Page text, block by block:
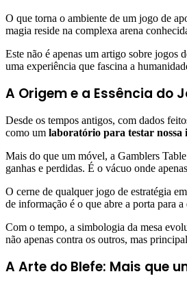
O que torna o ambiente de um jogo de
magia reside na complexa arena
Este não é apenas um artigo sobre jogos
uma experiência que fascina a
A Origem e a Essência do
Desde os tempos antigos, com dados
como um laboratório para testar nossa
Mais do que um móvel, a Gamblers
ganhas e perdidas. É o vácuo onde
O cerne de qualquer jogo de estratégia
de informação é o que abre a porta para
Com o tempo, a simbologia da mesa
não apenas contra os outros, mas
A Arte do Blefe: Mais que